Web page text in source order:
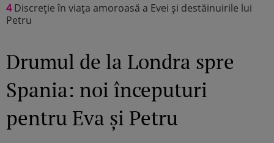
4Discreție în viața amoroasă a Evei și destăinuirile lui
Petru
Drumul de la Londra spre
Spania: noi începuturi
pentru Eva și Petru